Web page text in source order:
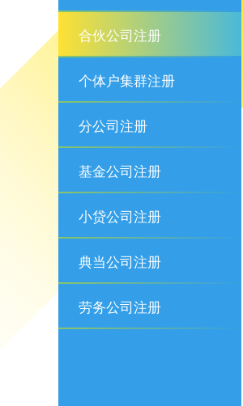
合伙公司注册
个体户集群注册
分公司注册
基金公司注册
小贷公司注册
典当公司注册
劳务公司注册